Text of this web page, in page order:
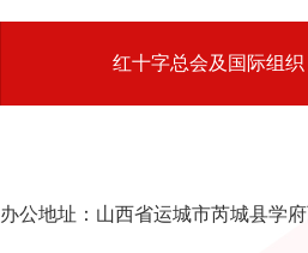
红十字总会及国际组织
办公地址：山西省运城市芮城县学